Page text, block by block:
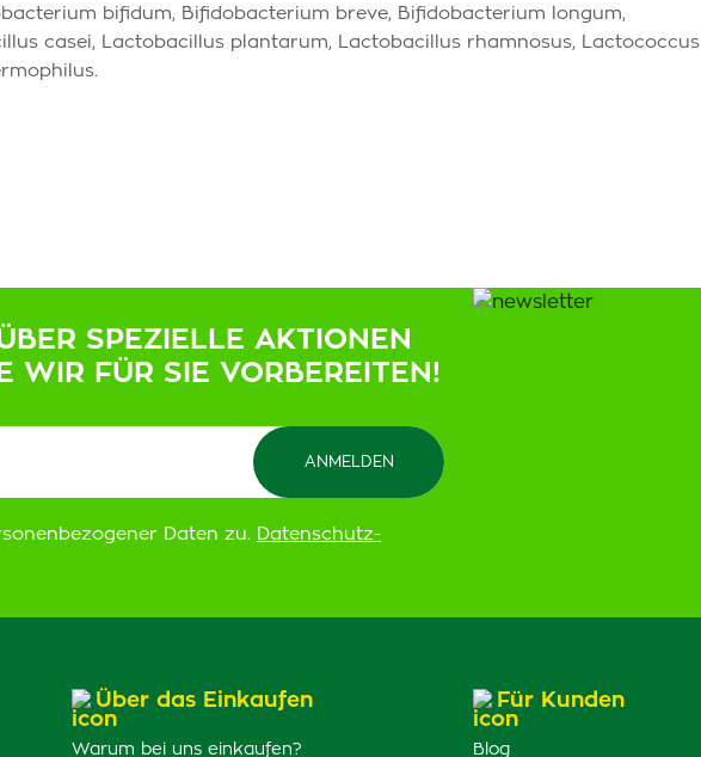
bifidum, Bifidobacterium breve, Bifidobacterium longum,
casei, Lactobacillus plantarum, Lactobacillus rhamnosus, Lactococcus
SPEZIELLE AKTIONEN
WIR FÜR SIE VORBEREITEN!
Daten zu. Datenschutz-
Über das Einkaufen
Warum bei uns einkaufen?
Für Kunden
Blog